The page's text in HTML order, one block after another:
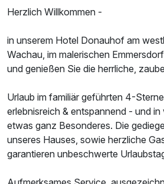
Herzlich Willkommen -
in unserem Hotel Donauhof am
Wachau, im malerischen
und genießen Sie die herrliche,
Urlaub im familiär geführten 4-
erlebnisreich & entspannend - und in
etwas ganz Besonderes. Die
unseres Hauses, sowie herzliche
garantieren unbeschwerte